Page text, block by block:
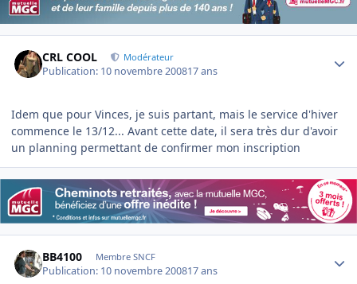
CRL COOL Modérateur
Publication: 10 novembre 200817 ans
Idem que pour Vinces, je suis partant, mais le service d'hiver
commence le 13/12... Avant cette date, il sera très dur d'avoir
un planning permettant de confirmer mon inscription
BB4100 Membre SNCF
Publication: 10 novembre 200817 ans